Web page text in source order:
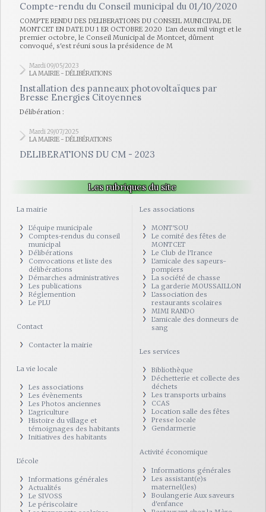
Compte-rendu du Conseil municipal du 01/10/2020
COMPTE RENDU DES DELIBERATIONS DU CONSEIL MUNICIPAL DE
MONTCET EN DATE DU 1 ER OCTOBRE 2020 L'an deux mil vingt et le
premier octobre, le Conseil Municipal de Montcet, dûment
convoqué, s'est réuni sous la présidence de M
Mardi 09/05/2023
LA MAIRIE - DÉLIBÉRATIONS
Installation des panneaux photovoltaïques par
Bresse Energies Citoyennes
Délibération :
Mardi 29/07/2025
LA MAIRIE - DÉLIBÉRATIONS
DELIBERATIONS DU CM - 2023
Les rubriques du site
La mairie
L'équipe municipale
Comptes-rendus du conseil
municipal
Délibérations
Convocations et liste des
délibérations
Démarches administratives
Les publications
Réglemention
Le PLU
Contact
Contacter la mairie
La vie locale
Les associations
Les évènements
Les Photos anciennes
L'agriculture
Histoire du village et
témoignages des habitants
Initiatives des habitants
L'école
Informations générales
Actualités
Le SIVOSS
Le périscolaire
Les associations
MONT'SOU
Le comité des fêtes de
MONTCET
Le Club de l'Irance
L'amicale des sapeurs-
pompiers
La société de chasse
La garderie MOUSSAILLON
L'association des
restaurants scolaires
MIMI RANDO
L'amicale des donneurs de
sang
Les services
Bibliothèque
Déchetterie et collecte des
déchets
Les transports urbains
CCAS
Location salle des fêtes
Presse locale
Gendarmerie
Activité économique
Informations générales
Les assistant(e)s
maternel(les)
Boulangerie Aux saveurs
d'enfance